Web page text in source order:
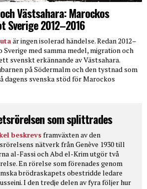
Västsahara: Marockos
2012–2016
är ingen isolerad händelse. Redan 2012–
Sverige med samma medel, migration och
svenskt erkännande av Västsahara.
på Södermalm och den tystnad som
dagens svenska stöd för Marockos
som splittrades
beskrevs framväxten av den
nätverk från Genève 1930 till
al-Fassi och Abd el-Krim utgör två
En rörelse som förenades genom
brödraskapets obestridde ledare
I den tredje delen av fyra följer hur